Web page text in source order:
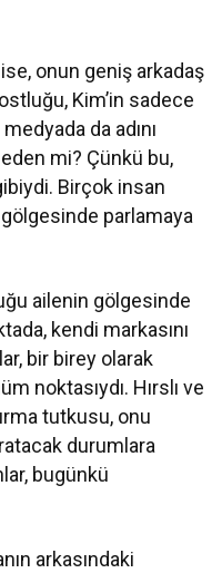
onun geniş arkadaş
Kim’in sadece
da adını
mi? Çünkü bu,
Birçok insan
gölgesinde parlamaya
ailenin gölgesinde
kendi markasını
bir birey olarak
noktasıydı. Hırslı ve
tutkusu, onu
durumlara
bugünkü
arkasındaki